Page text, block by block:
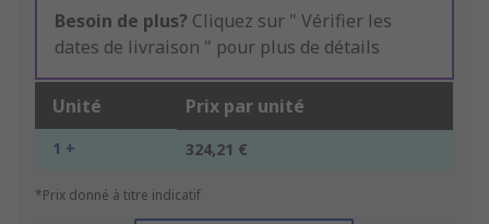
Besoin de plus? Cliquez sur " Vérifier les
dates de livraison " pour plus de détails
Unité Prix par unité
1 + 324,21 €
*Prix donné à titre indicatif